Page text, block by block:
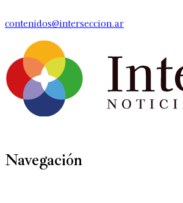
contenidos@interseccion.ar
Navegación